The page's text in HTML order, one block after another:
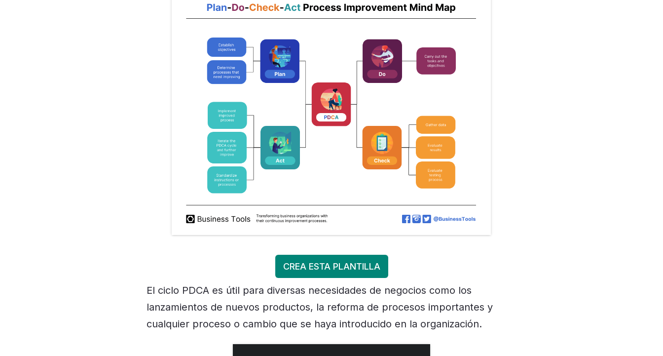
CREA ESTA PLANTILLA
El ciclo PDCA es útil para diversas necesidades de negocios como los
lanzamientos de nuevos productos, la reforma de procesos importantes y
cualquier proceso o cambio que se haya introducido en la organización.